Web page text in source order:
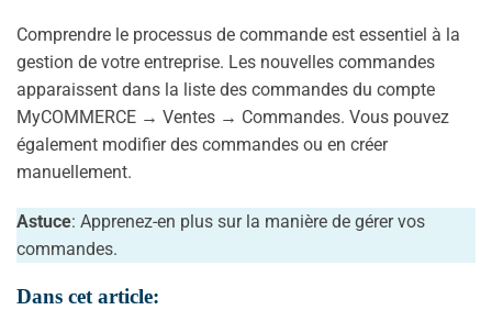
Comprendre le processus de commande est essentiel à la
gestion de votre entreprise. Les nouvelles commandes
apparaissent dans la liste des commandes du compte
MyCOMMERCE → Ventes → Commandes. Vous pouvez
également modifier des commandes ou en créer
manuellement.
Astuce: Apprenez-en plus sur la manière de gérer vos
commandes.
Dans cet article: